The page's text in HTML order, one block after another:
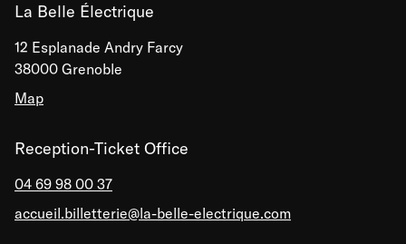
La Belle Électrique
12 Esplanade Andry Farcy
38000 Grenoble
Map
Reception-Ticket Office
04 69 98 00 37
accueil.billetterie@la-belle-electrique.com